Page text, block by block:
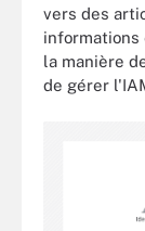
vers des
la manière
de gérer